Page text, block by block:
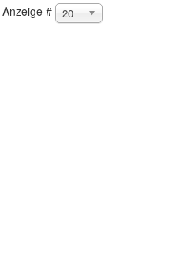
Anzeige # 20